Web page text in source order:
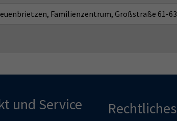
Familienzentrum, Großstraße 61-63
und Service Rechtliches